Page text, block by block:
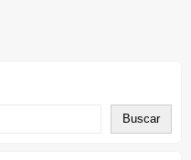
Buscar